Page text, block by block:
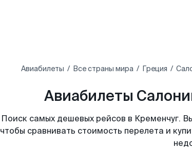
Авиабилеты Все страны мира Греция
Авиабилеты
Поиск самых дешевых рейсов в Кременчуг.
чтобы сравнивать стоимость перелета и